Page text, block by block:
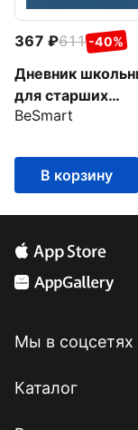
367 611 -40%
Дневник
для старших
классов Block,
BeSmart
В корзину
Мы в соцсетях
Каталог